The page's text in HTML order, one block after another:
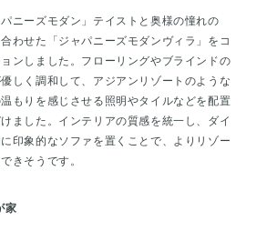
ニーズモダン」テイストと奥様の憧れの
合わせた「ジャパニーズモダンヴィラ」をコ
ンしました。フローリングやブラインドの
しく調和して、アジアンリゾートのような
もりを感じさせる照明やタイルなどを配置
ました。インテリアの質感を統一し、ダイ
印象的なソファを置くことで、よりリゾー
きそうです。
家